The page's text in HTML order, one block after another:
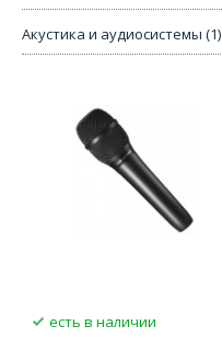
Акустика и аудиосистемы (1)
есть в наличии